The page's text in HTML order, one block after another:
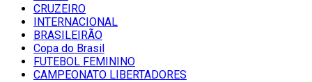
CRUZEIRO
INTERNACIONAL
BRASILEIRÃO
Copa do Brasil
FUTEBOL FEMININO
CAMPEONATO LIBERTADORES